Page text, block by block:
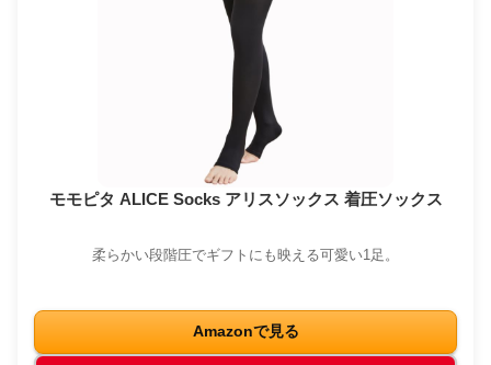
モモピタ ALICE Socks アリスソックス 着圧ソックス
柔らかい段階圧でギフトにも映える可愛い1足。
Amazonで見る